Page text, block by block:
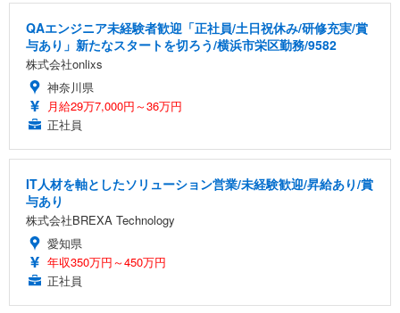
QAエンジニア未経験者歓迎「正社員/土日祝休み/研修充実/賞
与あり」新たなスタートを切ろう/横浜市栄区勤務/9582
株式会社onlixs
神奈川県
月給29万7,000円～36万円
正社員
IT人材を軸としたソリューション営業/未経験歓迎/昇給あり/賞
与あり
株式会社BREXA Technology
愛知県
年収350万円～450万円
正社員